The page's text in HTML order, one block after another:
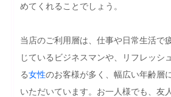
めてくれることでしょう。
当店のご利用層は、仕事や日常生活で
じているビジネスマンや、リフレッシ
る女性のお客様が多く、幅広い年齢層
いただいています。お一人様でも、友